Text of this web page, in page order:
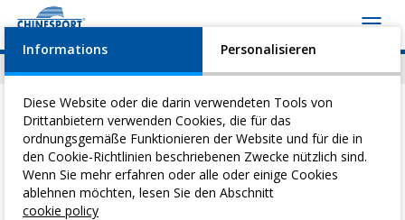
News Geschehen Video Download
Sie befinden sich hier:Home>Heilgymnastik>Airex-Matten > Set
Airex Fitline 180, 15 Stk.
Informations Personalisieren
Diese Website oder die darin verwendeten Tools von
Drittanbietern verwenden Cookies, die für das
ordnungsgemäße Funktionieren der Website und für die in
den Cookie-Richtlinien beschriebenen Zwecke nützlich sind.
Wenn Sie mehr erfahren oder alle oder einige Cookies
ablehnen möchten, lesen Sie den Abschnitt
cookie policy